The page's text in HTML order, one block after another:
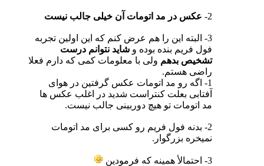
2- عکس در مد اتومات آن خیلی جالب نیست
3- البته این را هم عرض کنم که این اولین تجربه
فول فریم بنده بوده و شاید نتوانم درست
تشخیص بدهم ولی با معلومات کمی که دارم فعلا
راضی هستم.
1- اگه رو مد اتومات عکس گرفتین در هوای
آفتابی بعلت کنتراست شدید در اغلب عکس ها
مد اتومات تو هیچ دوربینی جالب نیست.
2- بدنه فول فریم رو کسی برای مد اتومات
نمیخره بزرگوار.
3- احتمالأ همینه که فرمودین